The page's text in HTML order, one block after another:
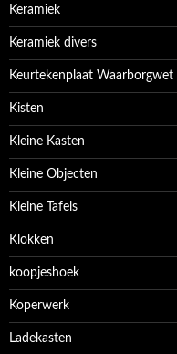
Keramiek
Keramiek divers
Keurtekenplaat Waarborgwet
Kisten
Kleine Kasten
Kleine Objecten
Kleine Tafels
Klokken
koopjeshoek
Koperwerk
Ladekasten